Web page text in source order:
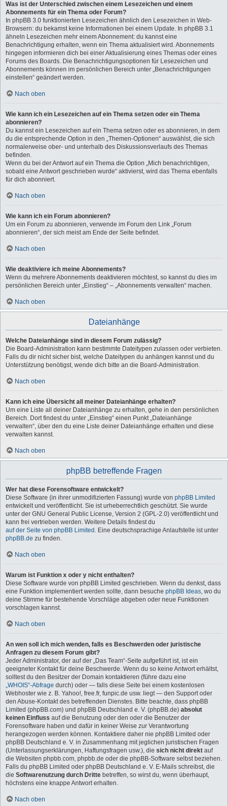
Was ist der Unterschied zwischen einem Lesezeichen und einem
Abonnements für ein Thema oder Forum?
In phpBB 3.0 funktionierten Lesezeichen ähnlich den Lesezeichen in Web-
Browsern: du bekamst keine Informationen bei einem Update. In phpBB 3.1
ähneln Lesezeichen mehr einem Abonnement: du kannst eine
Benachrichtigung erhalten, wenn ein Thema aktualisiert wird. Abonnements
hingegen informieren dich bei einer Aktualisierung eines Themas oder eines
Forums des Boards. Die Benachrichtigungsoptionen für Lesezeichen und
Abonnements können im persönlichen Bereich unter „Benachrichtigungen
einstellen“ geändert werden.
Nach oben
Wie kann ich ein Lesezeichen auf ein Thema setzen oder ein Thema
abonnieren?
Du kannst ein Lesezeichen auf ein Thema setzen oder es abonnieren, in dem
du die entsprechende Option in den „Themen-Optionen“ auswählst, die sich
normalerweise ober- und unterhalb des Diskussionsverlaufs des Themas
befinden.
Wenn du bei der Antwort auf ein Thema die Option „Mich benachrichtigen,
sobald eine Antwort geschrieben wurde“ aktivierst, wird das Thema ebenfalls
für dich abonniert.
Nach oben
Wie kann ich ein Forum abonnieren?
Um ein Forum zu abonnieren, verwende im Forum den Link „Forum
abonnieren“, der sich meist am Ende der Seite befindet.
Nach oben
Wie deaktiviere ich meine Abonnements?
Wenn du mehrere Abonnements deaktivieren möchtest, so kannst du dies im
persönlichen Bereich unter „Einstieg“ – „Abonnements verwalten“ machen.
Nach oben
Dateianhänge
Welche Dateianhänge sind in diesem Forum zulässig?
Die Board-Administration kann bestimmte Dateitypen zulassen oder verbieten.
Falls du dir nicht sicher bist, welche Dateitypen du anhängen kannst und du
Unterstützung benötigst, wende dich bitte an die Board-Administration.
Nach oben
Kann ich eine Übersicht all meiner Dateianhänge erhalten?
Um eine Liste all deiner Dateianhänge zu erhalten, gehe in den persönlichen
Bereich. Dort findest du unter „Einstieg“ einen Punkt „Dateianhänge
verwalten“, über den du eine Liste deiner Dateianhänge erhalten und diese
verwalten kannst.
Nach oben
phpBB betreffende Fragen
Wer hat diese Forensoftware entwickelt?
Diese Software (in ihrer unmodifizierten Fassung) wurde von phpBB Limited
entwickelt und veröffentlicht. Sie ist urheberrechtlich geschützt. Sie wurde
unter der GNU General Public License, Version 2 (GPL-2.0) veröffentlicht und
kann frei vertrieben werden. Weitere Details findest du
auf der Seite von phpBB Limited . Eine deutschsprachige Anlaufstelle ist unter
phpBB.de zu finden.
Nach oben
Warum ist Funktion x oder y nicht enthalten?
Diese Software wurde von phpBB Limited geschrieben. Wenn du denkst, dass
eine Funktion implementiert werden sollte, dann besuche phpBB Ideas, wo du
deine Stimme für bestehende Vorschläge abgeben oder neue Funktionen
vorschlagen kannst.
Nach oben
An wen soll ich mich wenden, falls es Beschwerden oder juristische
Anfragen zu diesem Forum gibt?
Jeder Administrator, der auf der „Das Team“-Seite aufgeführt ist, ist ein
geeigneter Kontakt für deine Beschwerde. Wenn du so keine Antwort erhältst,
solltest du den Besitzer der Domain kontaktieren (führe dazu eine
„WHOIS“-Abfrage durch) oder — falls diese Seite bei einem kostenlosen
Webhoster wie z. B. Yahoo!, free.fr, funpic.de usw. liegt — den Support oder
den Abuse-Kontakt des betreffenden Dienstes. Bitte beachte, dass phpBB
Limited (phpBB.com) und phpBB Deutschland e. V. (phpBB.de) absolut
keinen Einfluss auf die Benutzung oder den oder die Benutzer der
Forensoftware haben und dafür in keiner Weise zur Verantwortung
herangezogen werden können. Kontaktiere daher nie phpBB Limited oder
phpBB Deutschland e. V. in Zusammenhang mit jeglichen juristischen Fragen
(Unterlassungserklärungen, Haftungsfragen usw.), die sich nicht direkt auf
die Websiten phpbb.com, phpbb.de oder die phpBB-Software selbst beziehen.
Falls du phpBB Limited oder phpBB Deutschland e. V. E-Mails schreibst, die
die Softwarenutzung durch Dritte betreffen, so wirst du, wenn überhaupt,
höchstens eine knappe Antwort erhalten.
Nach oben